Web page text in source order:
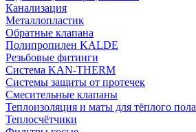
Канализация
Металлопластик
Обратные клапана
Полипропилен KALDE
Резьбовые фитинги
Система KAN-THERM
Системы защиты от протечек
Смесительные клапаны
Теплоизоляция и маты для тёплого пола
Теплосчётчики